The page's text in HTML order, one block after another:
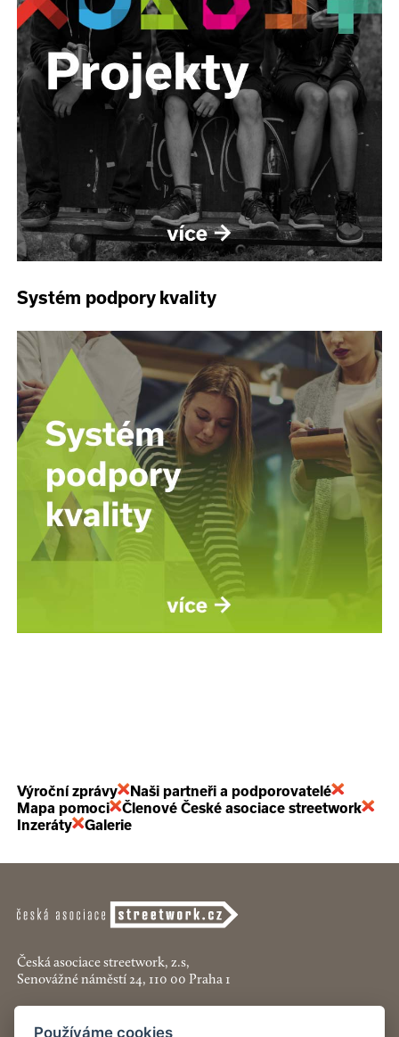
Systém podpory kvality
Výroční zprávy
Naši partneři a podporovatelé
Mapa pomoci
Členové České asociace streetwork
Inzeráty
Galerie
Česká asociace streetwork, z.s,
Senovážné náměstí 24, 110 00 Praha 1
+420 774 913 777
Používáme cookies